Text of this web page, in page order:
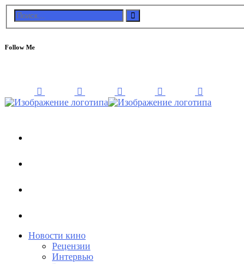
Follow Me
Новости кино
Рецензии
Интервью